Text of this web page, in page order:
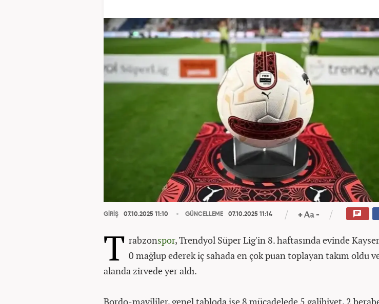
GİRİŞ 07.10.2025 11:10 GÜNCELLEME 07.10.2025 11:14
T rabzonspor, Trendyol Süper Lig'in 8. haftasında evinde
0 mağlup ederek iç sahada en çok puan toplayan takım oldu
alanda zirvede yer aldı.
Bordo-mavililer, genel tabloda ise 8 mücadelede 5 galibiyet, 2